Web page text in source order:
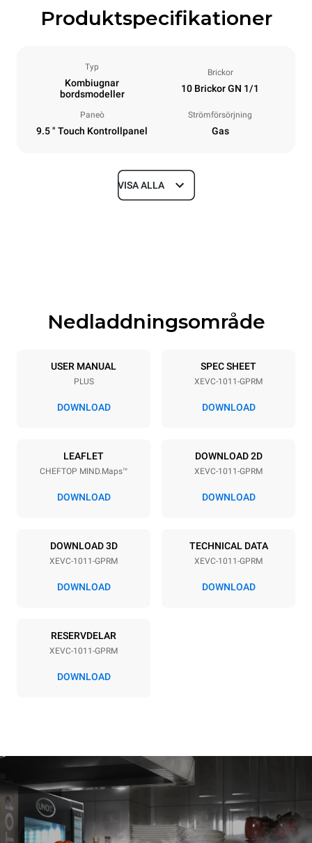
Produktspecifikationer
Typ
Kombiugnar
bordsmodeller
Brickor
10 Brickor GN 1/1
Paneò
9.5 " Touch Kontrollpanel
Strömförsörjning
Gas
Dimensioner
Specifikationer för brickor
10 GN 1/1
Distance between trays
Strömförsörjning
220-240V 1N~ 1 kW
Kontakttyp
Schuko | ✓
Förbrukning i kWh
energimixen i det nät som
det är anslutet till; dessa
kan omintetgöras genom
att välja att köpa energi
som genereras från
förnybara källor. Inga data
finns tillgängliga för att
beräkna indirekta utsläpp
VISA ALLA
Nedladdningsområde
USER MANUAL
PLUS
DOWNLOAD
SPEC SHEET
XEVC-1011-GPRM
DOWNLOAD
LEAFLET
CHEFTOP MIND.Maps™
DOWNLOAD
DOWNLOAD 2D
XEVC-1011-GPRM
DOWNLOAD
DOWNLOAD 3D
XEVC-1011-GPRM
DOWNLOAD
TECHNICAL DATA
XEVC-1011-GPRM
DOWNLOAD
RESERVDELAR
XEVC-1011-GPRM
DOWNLOAD